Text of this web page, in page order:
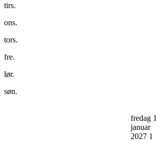
tirs.
ons.
tors.
fre.
lør.
søn.
fredag 1
januar
2027 1